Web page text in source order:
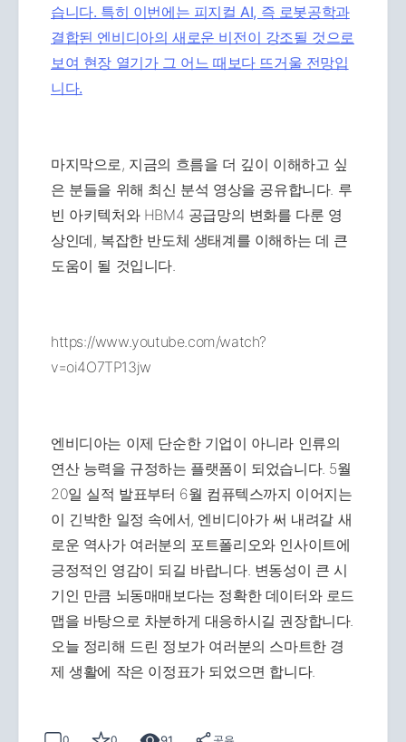
습니다. 특히 이번에는 피지컬 AI, 즉 로봇공학과
결합된 엔비디아의 새로운 비전이 강조될 것으로
보여 현장 열기가 그 어느 때보다 뜨거울 전망입
니다.
마지막으로, 지금의 흐름을 더 깊이 이해하고 싶
은 분들을 위해 최신 분석 영상을 공유합니다. 루
빈 아키텍처와 HBM4 공급망의 변화를 다룬 영
상인데, 복잡한 반도체 생태계를 이해하는 데 큰
도움이 될 것입니다.
https://www.youtube.com/watch?
v=oi4O7TP13jw
엔비디아는 이제 단순한 기업이 아니라 인류의
연산 능력을 규정하는 플랫폼이 되었습니다. 5월
20일 실적 발표부터 6월 컴퓨텍스까지 이어지는
이 긴박한 일정 속에서, 엔비디아가 써 내려갈 새
로운 역사가 여러분의 포트폴리오와 인사이트에
긍정적인 영감이 되길 바랍니다. 변동성이 큰 시
기인 만큼 뇌동매매보다는 정확한 데이터와 로드
맵을 바탕으로 차분하게 대응하시길 권장합니다.
오늘 정리해 드린 정보가 여러분의 스마트한 경
제 생활에 작은 이정표가 되었으면 합니다.